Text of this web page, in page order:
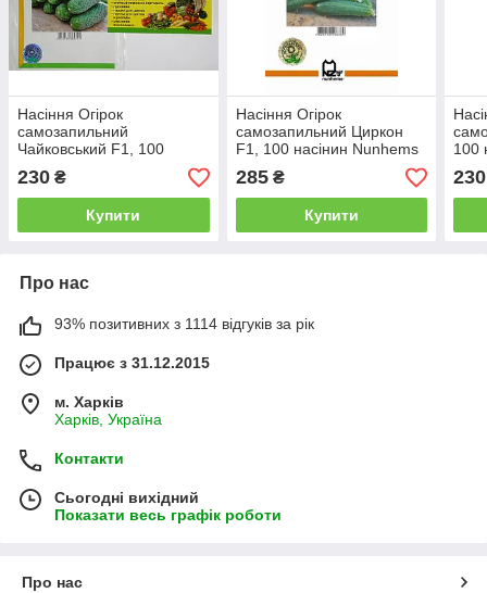
Насіння Огірок
самозапильний
Чайковський F1, 100
насінин Rijk Zwaan
Агропак
230 ₴
Купити
Насіння Огірок
самозапильний Циркон
F1, 100 насінин Nunhems
Агропак
285₴
Купити
100
230
Про нас
93% позитивних з 1114 відгуків за рік
Працює з 31.12.2015
м. Харків
Харків, Україна
Контакти
Сьогодні вихідний
Показати весь графік роботи
Про нас